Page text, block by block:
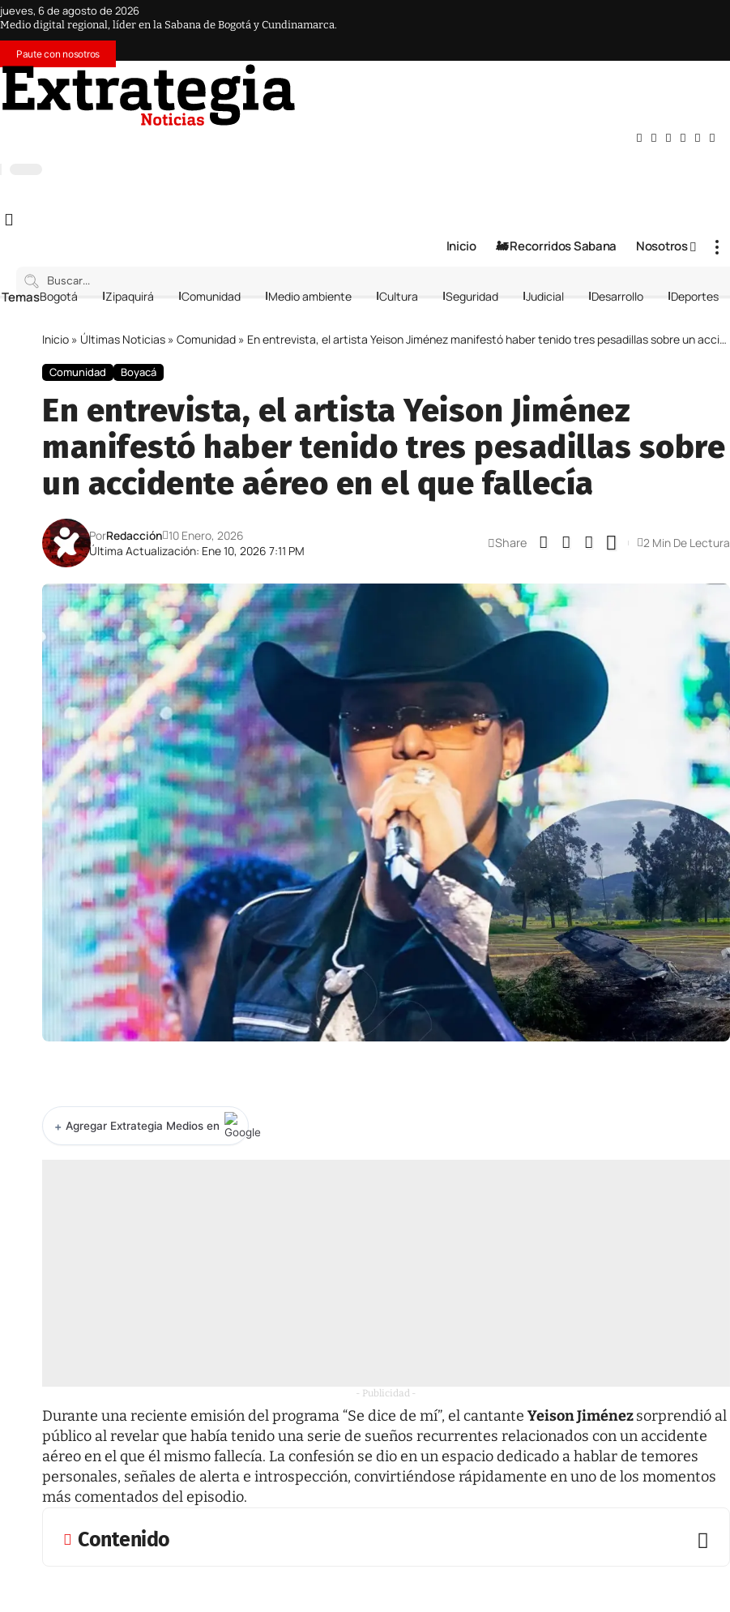
jueves, 6 de agosto de 2026
Medio digital regional, líder en la Sabana de Bogotá y Cundinamarca.
Paute con nosotros
Inicio 🚂 Recorridos Sabana Nosotros
Bogotá Zipaquirá Comunidad Medio ambiente Cultura Seguridad Judicial Desarrollo Deportes
Inicio » Últimas Noticias » Comunidad » En entrevista, el artista Yeison Jiménez manifestó haber tenido tres pesadillas sobre un accidente aéreo en el que fallecía
Comunidad Boyacá
En entrevista, el artista Yeison Jiménez
manifestó haber tenido tres pesadillas sobre
un accidente aéreo en el que fallecía
Última Actualización: Ene 10, 2026 7:11 PM
PorRedacción 10 Enero, 2026 Share 2 Min De Lectura
+ Agregar Extrategia Medios en
- Publicidad -
Durante una reciente emisión del programa “Se dice de mí”, el cantante Yeison Jiménezsorprendió al
público al revelar que había tenido una serie de sueños recurrentes relacionados con un accidente
aéreo en el que él mismo fallecía. La confesión se dio en un espacio dedicado a hablar de temores
personales, señales de alerta e introspección, convirtiéndose rápidamente en uno de los momentos
más comentados del episodio.
Contenido